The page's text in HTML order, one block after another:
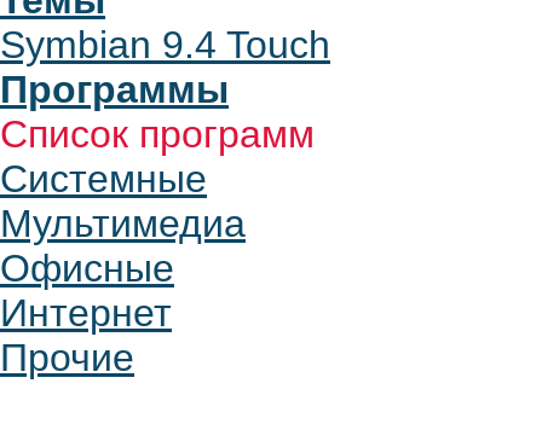
Symbian 9.4 Touch
Программы
Список программ
Системные
Мультимедиа
Офисные
Интернет
Прочие